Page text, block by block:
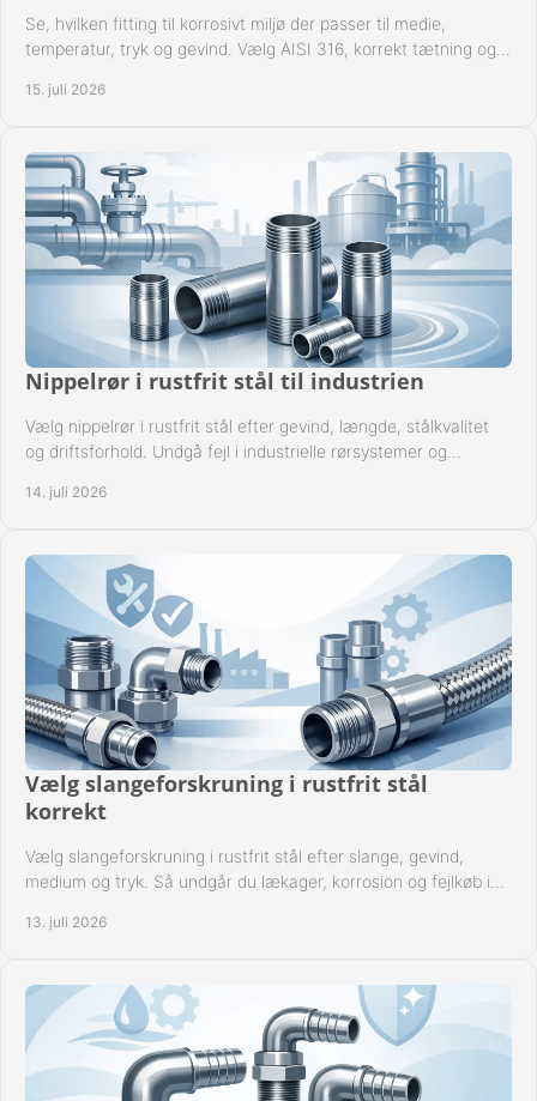
Se, hvilken fitting til korrosivt miljø der passer til medie,
temperatur, tryk og gevind. Vælg AISI 316, korrekt tætning og
15. juli 2026
Nippelrør i rustfrit stål til industrien
Vælg nippelrør i rustfrit stål efter gevind, længde, stålkvalitet
og driftsforhold. Undgå fejl i industrielle rørsystemer og
14. juli 2026
Vælg slangeforskruning i rustfrit stål
korrekt
Vælg slangeforskruning i rustfrit stål efter slange, gevind,
medium og tryk. Så undgår du lækager, korrosion og fejlkøb i
13. juli 2026